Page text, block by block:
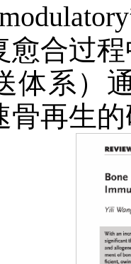
愈合过
体系）
骨再生